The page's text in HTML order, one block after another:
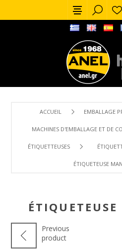
ACCUEIL EMBALLAGE
MACHINES D'EMBALLAGE ET DE
ÉTIQUETTEUSES
ÉTIQUETEUSE
Previous
product